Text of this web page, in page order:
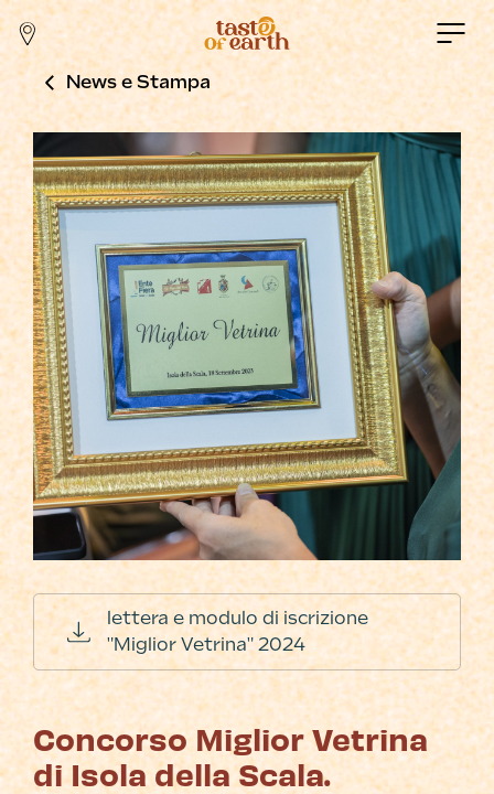
News e Stampa
Concorso Miglior Vetrina
di Isola della Scala.
lettera e modulo di iscrizione
"Miglior Vetrina" 2024